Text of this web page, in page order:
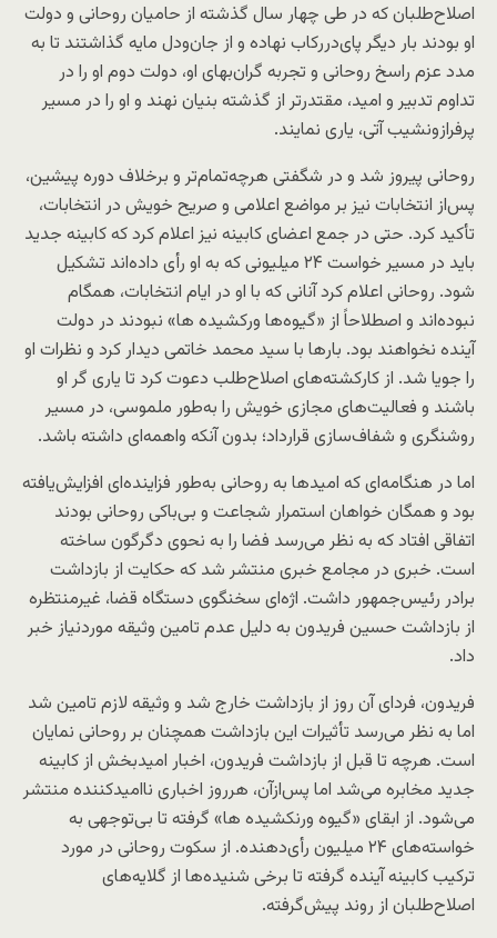
اصلاح‌طلبان که در طی چهار سال گذشته از حامیان روحانی و دولت
او بودند بار دیگر پای‌دررکاب نهاده و از جان‌ودل مایه گذاشتند تا به
مدد عزم راسخ روحانی و تجربه گران‌بهای او، دولت دوم او را در
تداوم تدبیر و امید، مقتدرتر از گذشته بنیان نهند و او را در مسیر
پرفرازونشیب آتی، یاری نمایند.
روحانی پیروز شد و در شگفتی هرچه‌تمام‌تر و برخلاف دوره پیشین،
پس‌از انتخابات نیز بر مواضع اعلامی و صریح خویش در انتخابات،
تأکید کرد. حتی در جمع اعضای کابینه نیز اعلام کرد که کابینه جدید
باید در مسیر خواست ۲۴ میلیونی که به او رأی داده‌اند تشکیل
شود. روحانی اعلام کرد آنانی که با او در ایام انتخابات، همگام
نبوده‌اند و اصطلاحاً از «گیوه‌ها ورکشیده ها» نبودند در دولت
آینده نخواهند بود. بارها با سید محمد خاتمی دیدار کرد و نظرات او
را جویا شد. از کارکشته‌های اصلاح‌طلب دعوت کرد تا یاری گر او
باشند و فعالیت‌های مجازی خویش را به‌طور ملموسی، در مسیر
روشنگری و شفاف‌سازی قرارداد؛ بدون آنکه واهمه‌ای داشته باشد.
اما در هنگامه‌ای که امیدها به روحانی به‌طور فزاینده‌ای افزایش‌یافته
بود و همگان خواهان استمرار شجاعت و بی‌باکی روحانی بودند
اتفاقی افتاد که به نظر می‌رسد فضا را به نحوی دگرگون ساخته
است. خبری در مجامع خبری منتشر شد که حکایت از بازداشت
برادر رئیس‌جمهور داشت. اژه‌ای سخنگوی دستگاه قضا، غیرمنتظره
از بازداشت حسین فریدون به دلیل عدم تامین وثیقه موردنیاز خبر
داد.
فریدون، فردای آن روز از بازداشت خارج شد و وثیقه لازم تامین شد
اما به نظر می‌رسد تأثیرات این بازداشت همچنان بر روحانی نمایان
است. هرچه تا قبل از بازداشت فریدون، اخبار امیدبخش از کابینه
جدید مخابره می‌شد اما پس‌ازآن، هرروز اخباری ناامیدکننده منتشر
می‌شود. از ابقای «گیوه ورنکشیده ها» گرفته تا بی‌توجهی به
خواسته‌های ۲۴ میلیون رأی‌دهنده. از سکوت روحانی در مورد
ترکیب کابینه آینده گرفته تا برخی شنیده‌ها از گلایه‌های
اصلاح‌طلبان از روند پیش‌گرفته.